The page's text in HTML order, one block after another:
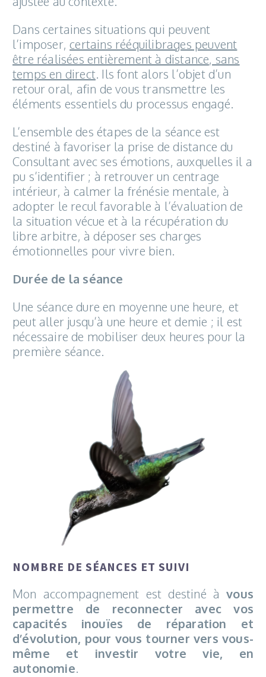
Dans certaines situations qui peuvent
l’imposer,certains rééquilibrages peuvent
être réalisées entièrement à distance, sans
temps en direct. Ils font alors l’objet d’un
retour oral, afin de vous transmettre les
éléments essentiels du processus engagé.
L’ensemble des étapes de la séance est
destiné à favoriser la prise de distance du
Consultant avec ses émotions, auxquelles il a
pu s’identifier ; à retrouver un centrage
intérieur, à calmer la frénésie mentale, à
adopter le recul favorable à l’évaluation de
la situation vécue et à la récupération du
libre arbitre, à déposer ses charges
émotionnelles pour vivre bien.
Durée de la séance
Une séance dure en moyenne une heure, et
peut aller jusqu’à une heure et demie ; il est
nécessaire de mobiliser deux heures pour la
première séance.
NOMBRE DE SÉANCES ET SUIVI
Mon accompagnement est destiné àvous
permettre de reconnecter avec vos
capacités inouïes de réparation et
d’évolution, pour vous tourner vers vous-
même et investir votre vie, en
autonomie.